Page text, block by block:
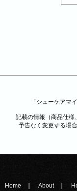
「シューケアマ
記載の情報（商品仕様
予告なく変更する場
Home About